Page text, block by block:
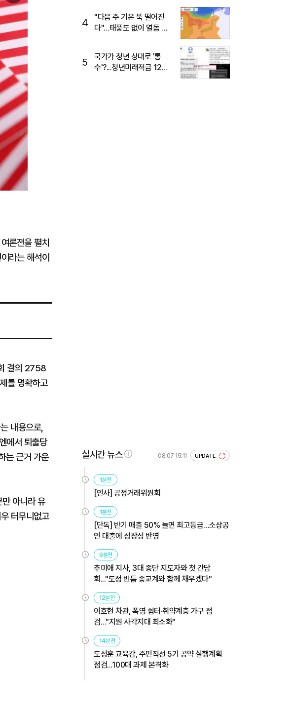
미
지
확
대
론전을 펼치
라는 해석이
결의 2758
를 명확하고
내용으로,
에서 퇴출당
는 근거 가운
아니라 유
터무니없고
4
"다음 주 기온 뚝 떨어진
다"…태풍도 없이 열돔 박
5
국가가 청년 상대로 '통
수'?...청년미래적금 12%
실시간 뉴스 08.07 15:11 UPDATE
1분전
[인사] 공정거래위원회
1분전
[단독] 반기 매출 50% 늘면 최고등급…소상공
인 대출에 성장성 반영
9분전
추미애 지사, 3대 종단 지도자와 첫 간담
회..."도정 빈틈 종교계와 함께 채우겠다"
12분전
이호현 차관, 폭염 쉼터·취약계층 가구 점
검…"지원 사각지대 최소화"
14분전
도성훈 교육감, 주민직선 5기 공약 실행계획
점검...100대 과제 본격화